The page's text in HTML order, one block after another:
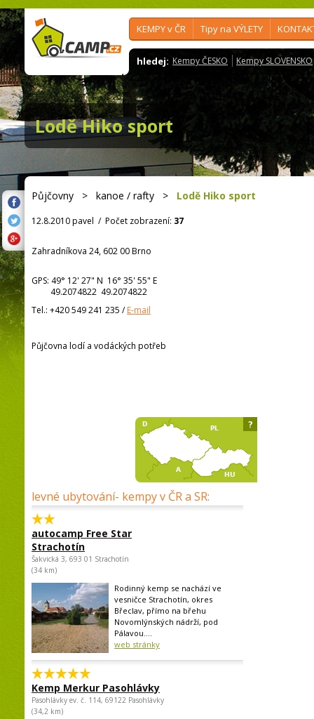
KEMPY v ČR Tipy na VÝLETY
hledej: Kempy ČESKO Kempy SLOVENSKO
Lodě Hiko sport
Půjčovny > kanoe / rafty > Lodě Hiko sport
12.8.2010 pavel / Počet zobrazení: 37
Zahradníkova 24, 602 00 Brno
GPS: 49° 12' 27" N 16° 35' 55" E
49.2074822 49.2074822
Tel.: +420 549 241 235 /E-mail
Půjčovna lodí a vodáckých potřeb
levné ubytování- kempy v ČR a SR:
autocamp Free Star
Strachotín
Šakvická 3, 693 01 Strachotín
(34 km)
Rodinný kemp se nachází ve
vesničce Strachotín, okres
Břeclav, přímo na břehu
Novomlýnských nádrží, pod
Pálavou....
web stránky
Kemp Merkur Pasohlávky
Pasohlávky ev. č. 114, 69122 Pasohlávky
(34,2 km)
?